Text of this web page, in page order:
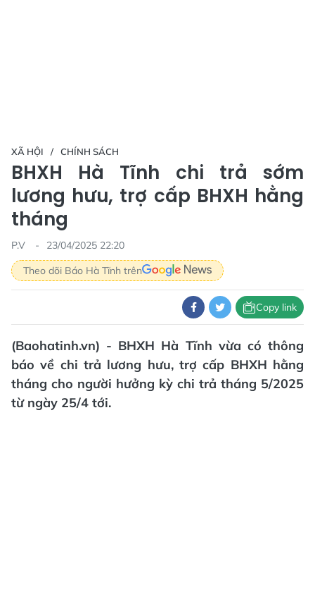
XÃ HỘI CHÍNH SÁCH
BHXH Hà Tĩnh chi trả sớm
lương hưu, trợ cấp BHXH hằng
tháng
P.V
23/04/2025 22:20
Theo dõi Báo Hà Tĩnh trên
Copy link
(Baohatinh.vn) - BHXH Hà Tĩnh vừa có thông
báo về chi trả lương hưu, trợ cấp BHXH hằng
tháng cho người hưởng kỳ chi trả tháng 5/2025
từ ngày 25/4 tới.